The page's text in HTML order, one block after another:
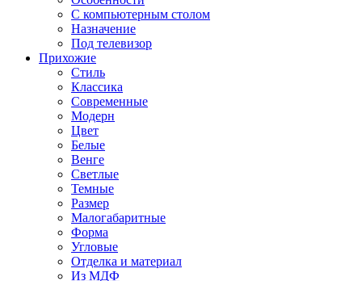
С компьютерным столом
Назначение
Под телевизор
Прихожие
Стиль
Классика
Современные
Модерн
Цвет
Белые
Венге
Светлые
Темные
Размер
Малогабаритные
Форма
Угловые
Отделка и материал
Из МДФ